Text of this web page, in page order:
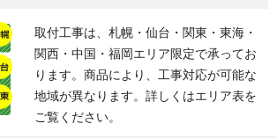
取付工事は、札幌・仙台・関東・東海・
関西・中国・福岡エリア限定で承ってお
ります。商品により、工事対応が可能な
地域が異なります。詳しくはエリア表を
ご覧ください。